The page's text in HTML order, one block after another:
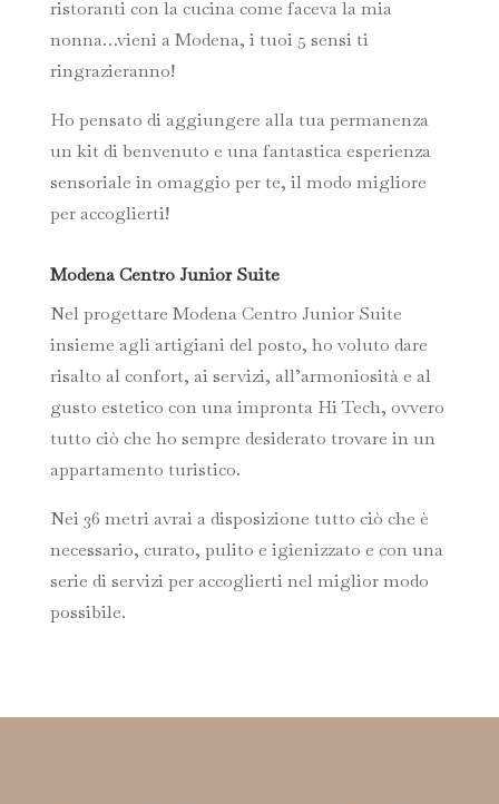
ristoranti con la cucina come faceva la mia
nonna…vieni a Modena, i tuoi 5 sensi ti
ringrazieranno!
Ho pensato di aggiungere alla tua permanenza
un kit di benvenuto e una fantastica esperienza
sensoriale in omaggio per te, il modo migliore
per accoglierti!
Modena Centro Junior Suite
Nel progettare Modena Centro Junior Suite
insieme agli artigiani del posto, ho voluto dare
risalto al confort, ai servizi, all’armoniosità e al
gusto estetico con una impronta Hi Tech, ovvero
tutto ciò che ho sempre desiderato trovare in un
appartamento turistico.
Nei 36 metri avrai a disposizione tutto ciò che è
necessario, curato, pulito e igienizzato e con una
serie di servizi per accoglierti nel miglior modo
possibile.